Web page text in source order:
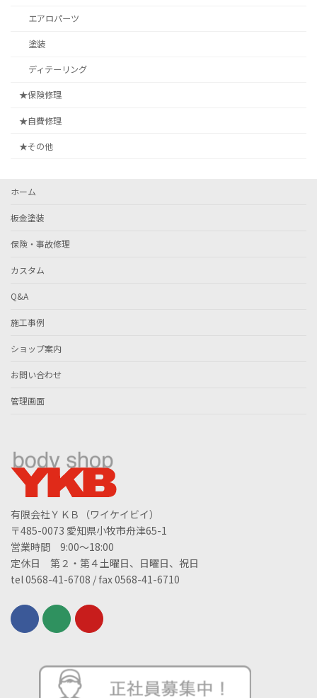
エアロパーツ
塗装
ディテーリング
★保険修理
★自費修理
★その他
ホーム
板金塗装
保険・事故修理
カスタム
Q&A
施工事例
ショップ案内
お問い合わせ
管理画面
有限会社ＹＫＢ（ワイケイビイ）
〒485-0073 愛知県小牧市舟津65-1
営業時間 9:00～18:00
定休日 第２・第４土曜日、日曜日、祝日
tel 0568-41-6708 / fax 0568-41-6710